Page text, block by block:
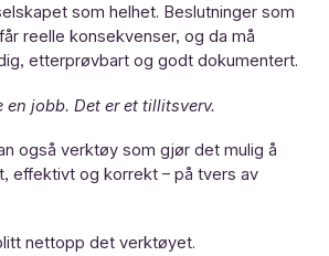
som helhet. Beslutninger som
reelle konsekvenser, og da må
etterprøvbart og godt dokumentert.
en jobb. Det er et tillitsverv.
også verktøy som gjør det mulig å
effektivt og korrekt – på tvers av
nettopp det verktøyet.